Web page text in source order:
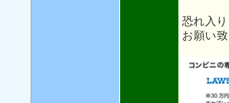
恐れ入
お願い